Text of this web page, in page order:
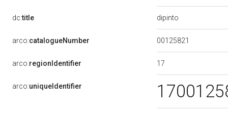
dc:title dipinto
arco:catalogueNumber 00125821
arco:regionIdentifier 17
arco:uniqueIdentifier